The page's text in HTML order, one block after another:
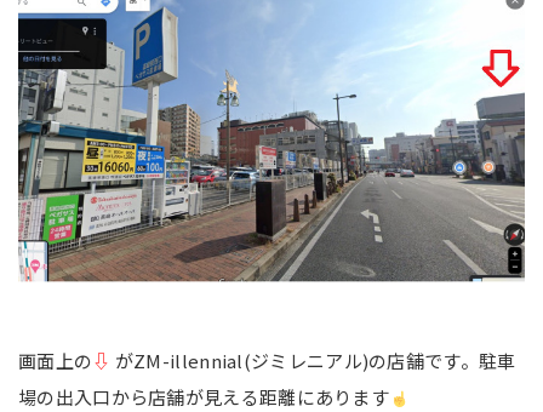
画面上の⇩ がZM-illennial(ジミレニアル)の店舗です。駐車
場の出入口から店舗が見える距離にあります